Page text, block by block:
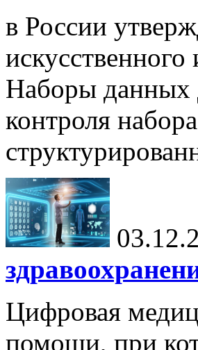
в России
Наборы данных
контроля
Цифровая
помощи, при